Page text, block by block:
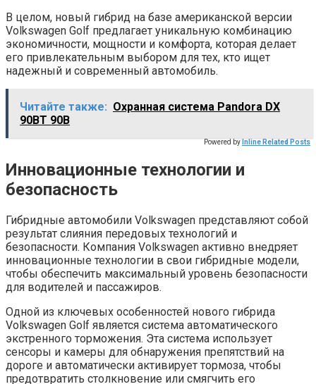
В целом, новый гибрид на базе американской версии
Volkswagen Golf предлагает уникальную комбинацию
экономичности, мощности и комфорта, которая делает
его привлекательным выбором для тех, кто ищет
надежный и современный автомобиль.
Читайте также: Охранная система Pandora DX
90BT 90B
Powered by Inline Related Posts
Инновационные технологии и
безопасность
Гибридные автомобили Volkswagen представляют собой
результат слияния передовых технологий и
безопасности. Компания Volkswagen активно внедряет
инновационные технологии в свои гибридные модели,
чтобы обеспечить максимальный уровень безопасности
для водителей и пассажиров.
Одной из ключевых особенностей нового гибрида
Volkswagen Golf является система автоматического
экстренного торможения. Эта система использует
сенсоры и камеры для обнаружения препятствий на
дороге и автоматически активирует тормоза, чтобы
предотвратить столкновение или смягчить его